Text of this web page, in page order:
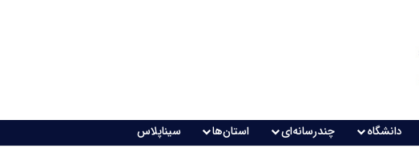
دانشگاه چندرسانه‌ای استان‌ها سیناپلاس